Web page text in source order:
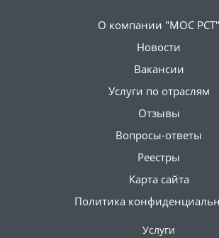
О компании "МОС РСТ"
Новости
Вакансии
Услуги по отраслям
Отзывы
Вопросы-ответы
Реестры
Карта сайта
Политика
Услуги